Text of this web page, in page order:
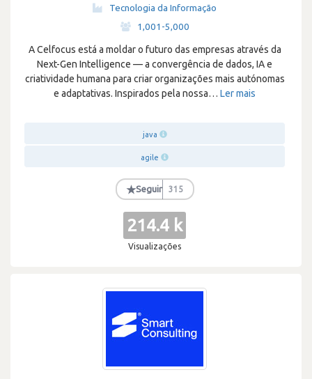
Tecnologia da Informação
1,001-5,000
A Celfocus está a moldar o futuro das empresas através da
Next-Gen Intelligence — a convergência de dados, IA e
criatividade humana para criar organizações mais autónomas
e adaptativas. Inspirados pela nossa… Ler mais
java
agile
★Seguir 315
214.4 k
Visualizações